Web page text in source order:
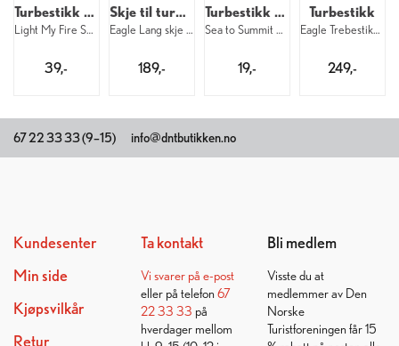
Turbestikk Spork
Light My Fire Spork Original BIO DustyPi
39,-
Skje til turmat
Eagle Lang skje Titan
189,-
Turbestikk Teskje
Sea to Summit Camp Cutlery TeaSpoon
19,-
Turbestikk
Eagle Trebestikk i skinnpose
249,-
67 22 33 33 (9–15) info@dntbutikken.no
Kundesenter
Min side
Kjøpsvilkår
Retur
Ta kontakt
Vi svarer på e-post
eller på telefon 67
22 33 33 på
hverdager mellom
Bli medlem
Visste du at
medlemmer av Den
Norske
Turistforeningen får 15